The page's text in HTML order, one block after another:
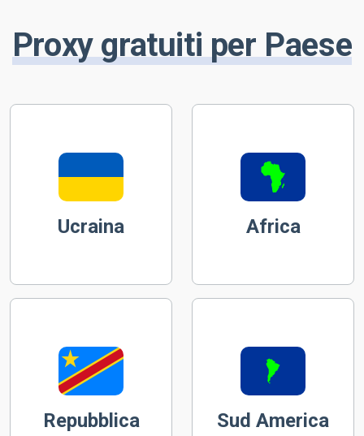
Proxy gratuiti per Paese
Ucraina Africa
Repubblica
Sud America